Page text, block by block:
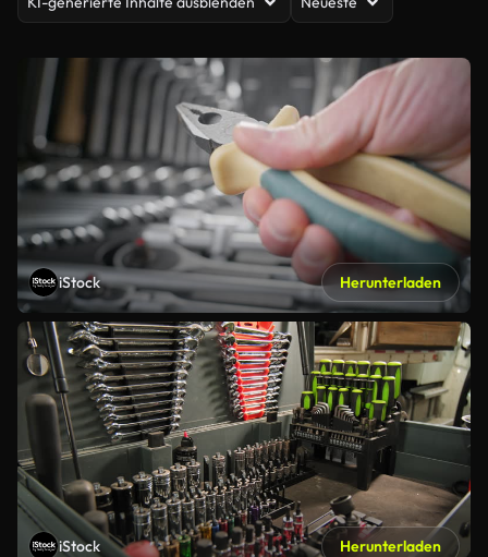
iStock Herunterladen
iStock Herunterladen